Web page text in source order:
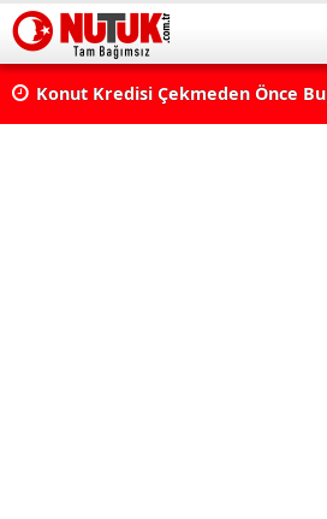
Konut Kredisi Çekmeden Önce